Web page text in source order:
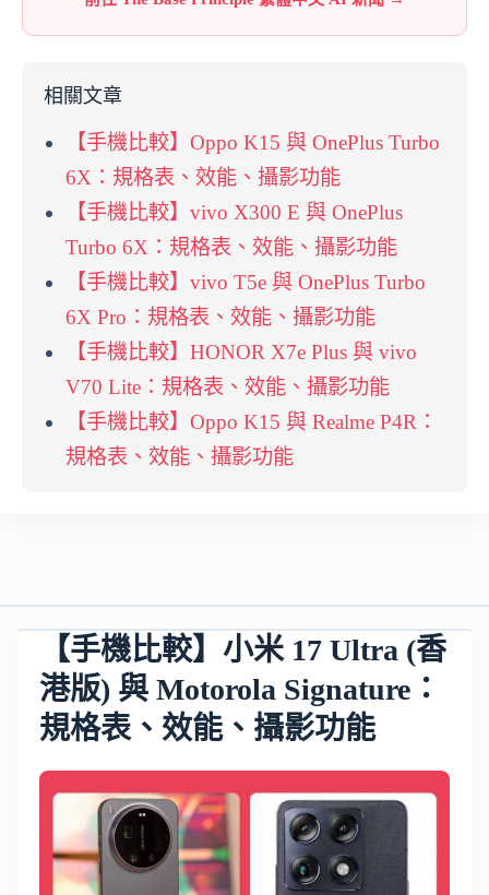
相關文章
【手機比較】Oppo K15 與 OnePlus Turbo
6X：規格表、效能、攝影功能
【手機比較】vivo X300 E 與 OnePlus
Turbo 6X：規格表、效能、攝影功能
【手機比較】vivo T5e 與 OnePlus Turbo
6X Pro：規格表、效能、攝影功能
【手機比較】HONOR X7e Plus 與 vivo
V70 Lite：規格表、效能、攝影功能
【手機比較】Oppo K15 與 Realme P4R：
規格表、效能、攝影功能
【手機比較】小米 17 Ultra (香
港版) 與 Motorola Signature：
規格表、效能、攝影功能